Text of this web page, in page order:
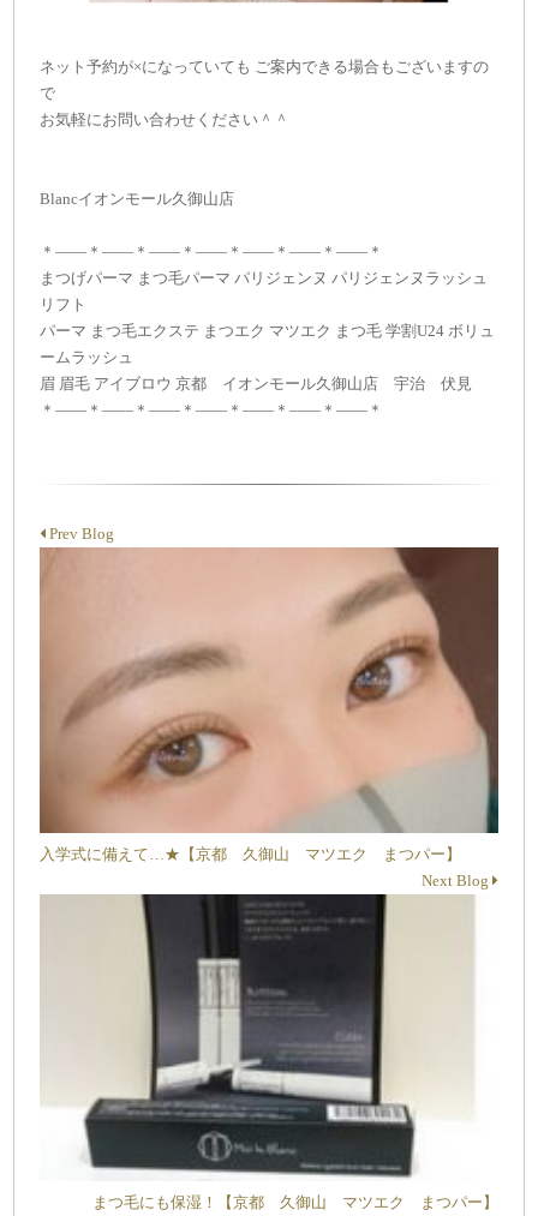
ネット予約が×になっていても ご案内できる場合もございますの
で
お気軽にお問い合わせください＾＾
Blancイオンモール久御山店
＊——＊——＊——＊——＊——＊——＊——＊
まつげパーマ まつ毛パーマ パリジェンヌ パリジェンヌラッシュ
リフト
パーマ まつ毛エクステ まつエク マツエク まつ毛 学割U24 ボリュ
ームラッシュ
眉 眉毛 アイブロウ 京都 イオンモール久御山店 宇治 伏見
＊——＊——＊——＊——＊——＊——＊——＊
Prev Blog
入学式に備えて…★【京都 久御山 マツエク まつパー】
Next Blog
まつ毛にも保湿！【京都 久御山 マツエク まつパー】